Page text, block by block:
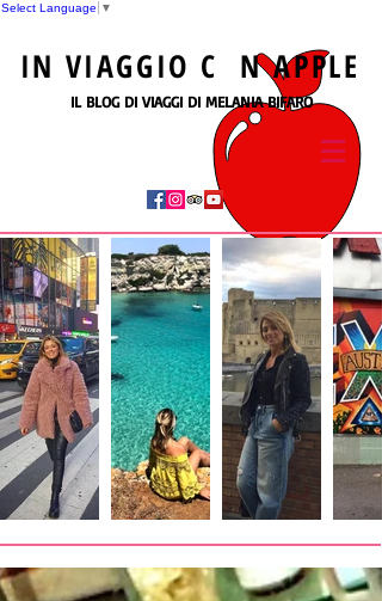
Select Language ▼
IN VIAGGIO C NAPPLE
IL BLOG DI VIAGGI DI MELANIA BIFARO